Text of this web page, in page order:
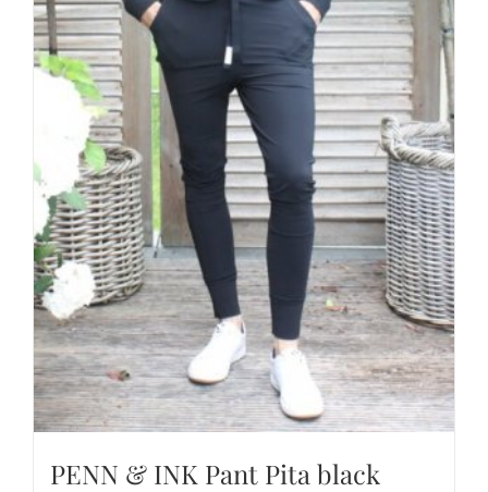
PENN & INK Pant Pita black